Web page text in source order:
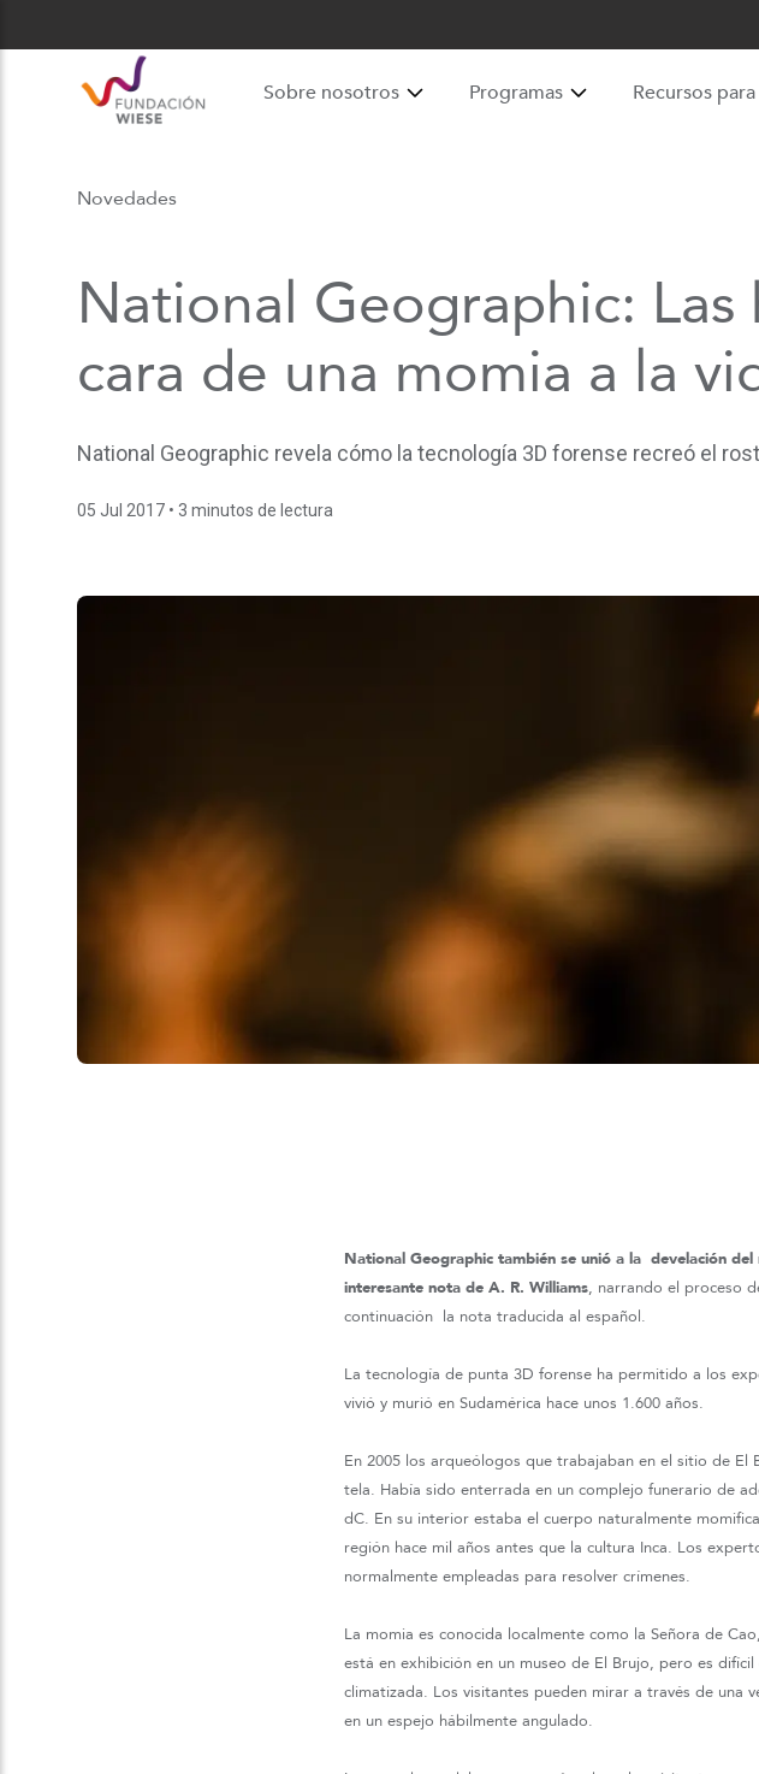
Sobre nosotros Programas Recursos
Novedades
National Geographic:
cara de una momia a la
National Geographic revela cómo la tecnología 3D forense recreó el
05 Jul 2017 • 3 minutos de lectura
National Geographic también se unió a la develación
interesante nota de A. R. Williams, narrando el proceso
continuación la nota traducida al español.
La tecnología de punta 3D forense ha permitido a los
vivió y murió en Sudamérica hace unos 1.600 años.
En 2005 los arqueólogos que trabajaban en el sitio de
tela. Había sido enterrada en un complejo funerario de
dC. En su interior estaba el cuerpo naturalmente
región hace mil años antes que la cultura Inca. Los
normalmente empleadas para resolver crímenes.
La momia es conocida localmente como la Señora de
está en exhibición en un museo de El Brujo, pero es
climatizada. Los visitantes pueden mirar a través de una
en un espejo hábilmente angulado.